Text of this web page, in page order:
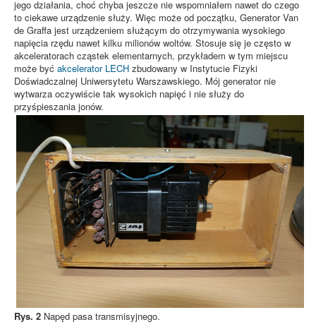
jego działania, choć chyba jeszcze nie wspomniałem nawet do czego
to ciekawe urządzenie służy. Więc może od początku, Generator Van
de Graffa jest urządzeniem służącym do otrzymywania wysokiego
napięcia rzędu nawet kilku milionów woltów. Stosuje się je często w
akceleratorach cząstek elementarnych, przykładem w tym miejscu
może być akcelerator LECH zbudowany w Instytucie Fizyki
Doświadczalnej Uniwersytetu Warszawskiego. Mój generator nie
wytwarza oczywiście tak wysokich napięć i nie służy do
przyśpieszania jonów.
Rys. 2 Napęd pasa transmisyjnego.